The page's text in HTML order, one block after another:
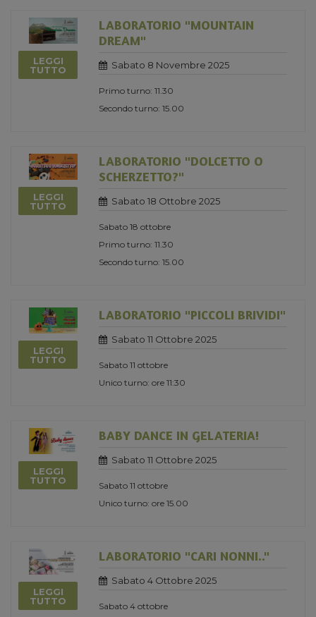
LEGGI
TUTTO
LABORATORIO "MOUNTAIN
DREAM"
Sabato 8 Novembre 2025
Primo turno: 11.30
Secondo turno: 15.00
LEGGI
TUTTO
LABORATORIO "DOLCETTO O
SCHERZETTO?"
Sabato 18 Ottobre 2025
Sabato 18 ottobre
Primo turno: 11.30
Secondo turno: 15.00
LEGGI
TUTTO
LABORATORIO "PICCOLI BRIVIDI"
Sabato 11 Ottobre 2025
Sabato 11 ottobre
Unico turno: ore 11:30
LEGGI
TUTTO
BABY DANCE IN GELATERIA!
Sabato 11 Ottobre 2025
Sabato 11 ottobre
Unico turno: ore 15.00
LEGGI
TUTTO
LABORATORIO "CARI NONNI.."
Sabato 4 Ottobre 2025
Sabato 4 ottobre